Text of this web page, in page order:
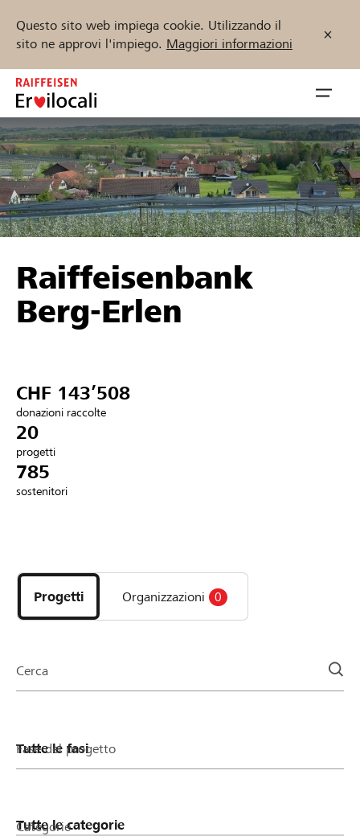
Questo sito web impiega cookie. Utilizzando il
sito ne approvi l'impiego. Maggiori informazioni
Zum
Inhalt
springen
öffnen
Sostenere
Aiuto & supporto
Collegarsi
Trova progetti e organizzazioni
Inizia ora
DE FR IT
Raiffeisenbank
Berg-Erlen
CHF 143’508
donazioni raccolte
20
progetti
785
sostenitori
i
progetti
e
della
Progetti Organizzazioni 0
Cerca
Fase del progetto
Categorie